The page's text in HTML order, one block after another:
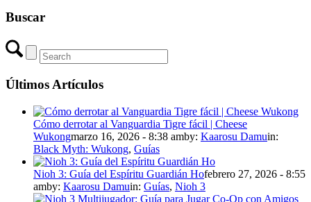
Buscar
Últimos Artículos
Cómo derrotar al Vanguardia Tigre fácil | Cheese
Wukongmarzo 16, 2026 - 8:38 amby: Kaarosu Damuin:
Black Myth: Wukong, Guías
Nioh 3: Guía del Espíritu Guardián Hofebrero 27, 2026 - 8:55
amby: Kaarosu Damuin: Guías, Nioh 3